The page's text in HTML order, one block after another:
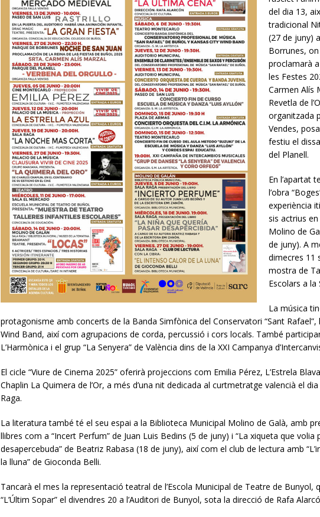
del dia 13,
tradicional
(27 de juny)
Borrunes,
proclamarà
les Festes
Carmen Alís
Revetla de
organitzada
Vendes,
festiu el
del Planell.
En l’apartat
l’obra
experiència
sis actrius
Molino de
de juny). A
dimecres 11
mostra de
Escolars a la
La música
protagonisme amb concerts de la Banda Simfònica del Conservatori “Sant Rafael”,
Wind Band, així com agrupacions de corda, percussió i cors locals. També
L’Harmònica i el grup “La Senyera” de València dins de la XXI Campanya
El cicle “Viure de Cinema 2025” oferirà projeccions com Emilia Pérez, L’Estrela
Chaplin La Quimera de l’Or, a més d’una nit dedicada al curtmetratge valencià el
Raga.
La literatura també té el seu espai a la Biblioteca Municipal Molino de Galà, amb
llibres com a “Incert Perfum” de Juan Luis Bedins (5 de juny) i “La xiqueta que volia
desapercebuda” de Beatriz Rabasa (18 de juny), així com el club de lectura amb
la lluna” de Gioconda Belli.
Tancarà el mes la representació teatral de l’Escola Municipal de Teatre de Bunyol,
“L’Últim Sopar” el divendres 20 a l’Auditori de Bunyol, sota la direcció de Rafa